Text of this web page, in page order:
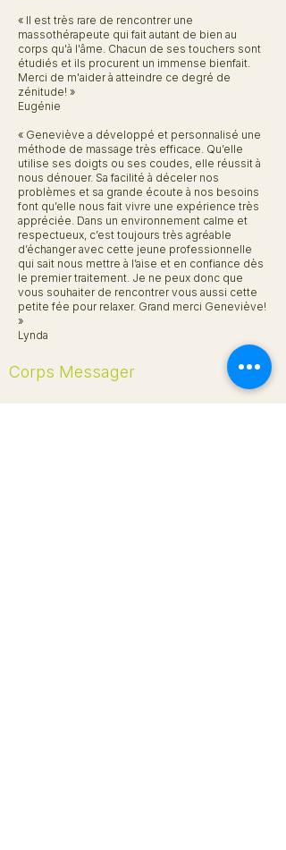
« Il est très rare de rencontrer une
massothérapeute qui fait autant de bien au
corps qu'à l'âme. Chacun de ses touchers sont
étudiés et ils procurent un immense bienfait.
Merci de m'aider à atteindre ce degré de
zénitude! »
Eugénie
« Geneviève a développé et personnalisé une
méthode de massage très efficace. Qu’elle
utilise ses doigts ou ses coudes, elle réussit à
nous dénouer. Sa facilité à déceler nos
problèmes et sa grande écoute à nos besoins
font qu’elle nous fait vivre une expérience très
appréciée. Dans un environnement calme et
respectueux, c’est toujours très agréable
d’échanger avec cette jeune professionnelle
qui sait nous mettre à l’aise et en confiance dès
le premier traitement. Je ne peux donc que
vous souhaiter de rencontrer vous aussi cette
petite fée pour relaxer. Grand merci Geneviève!
»
Lynda
Corps Messager
Ton corps est un Messager.